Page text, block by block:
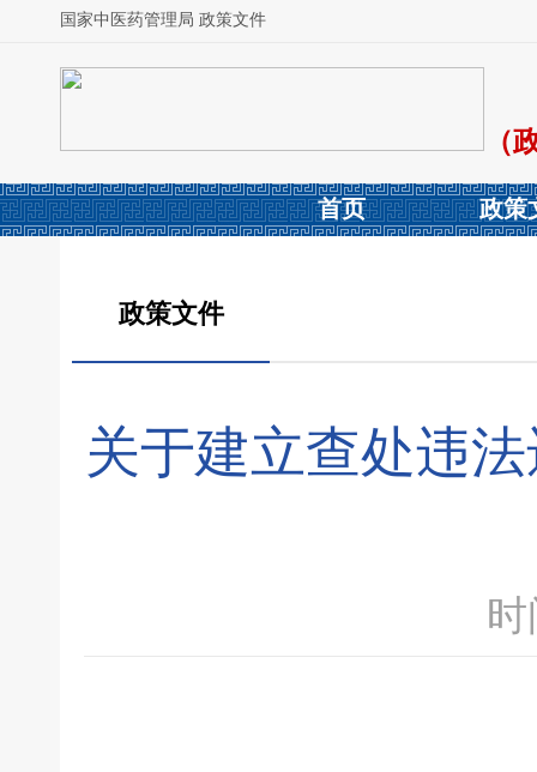
国家中医药管理局 政策文件
（
首页 政策
政策文件
关于建立查处违